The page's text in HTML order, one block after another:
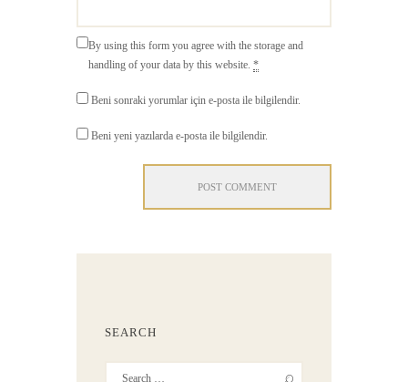
By using this form you agree with the storage and
handling of your data by this website. *
Beni sonraki yorumlar için e-posta ile bilgilendir.
Beni yeni yazılarda e-posta ile bilgilendir.
SEARCH